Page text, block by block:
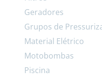
Geradores
Grupos de
Material Elétrico
Motobombas
Piscina